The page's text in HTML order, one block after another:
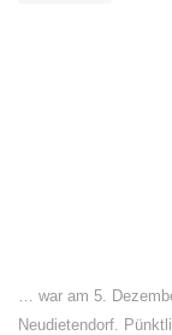
… war am 5.
Neudietendorf.